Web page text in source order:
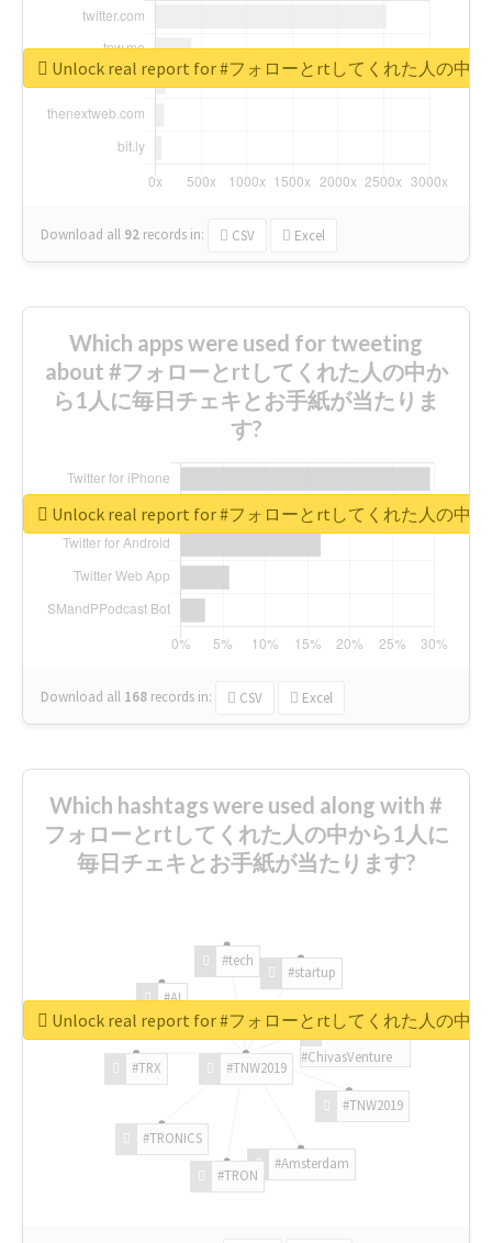
Download all 92 records in: CSV Excel
Unlock real report for #フォローとrtしてくれた人の中
Which apps were used for tweeting
about #フォローとrtしてくれた人の中か
ら1人に毎日チェキとお手紙が当たりま
す?
Download all 168 records in: CSV Excel
Unlock real report for #フォローとrtしてくれた人の中
Which hashtags were used along with #
フォローとrtしてくれた人の中から1人に
毎日チェキとお手紙が当たります?
#TNW2019
#TNW2019
#Amsterdam
#TRON
#TRONICS
#TRX
#AI
#tech
#startup
#ChivasVenture
Unlock real report for #フォローとrtしてくれた人の中